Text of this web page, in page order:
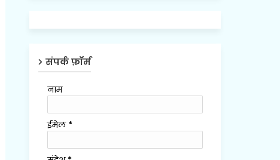
संपर्क फ़ॉर्म
नाम
ईमेल *